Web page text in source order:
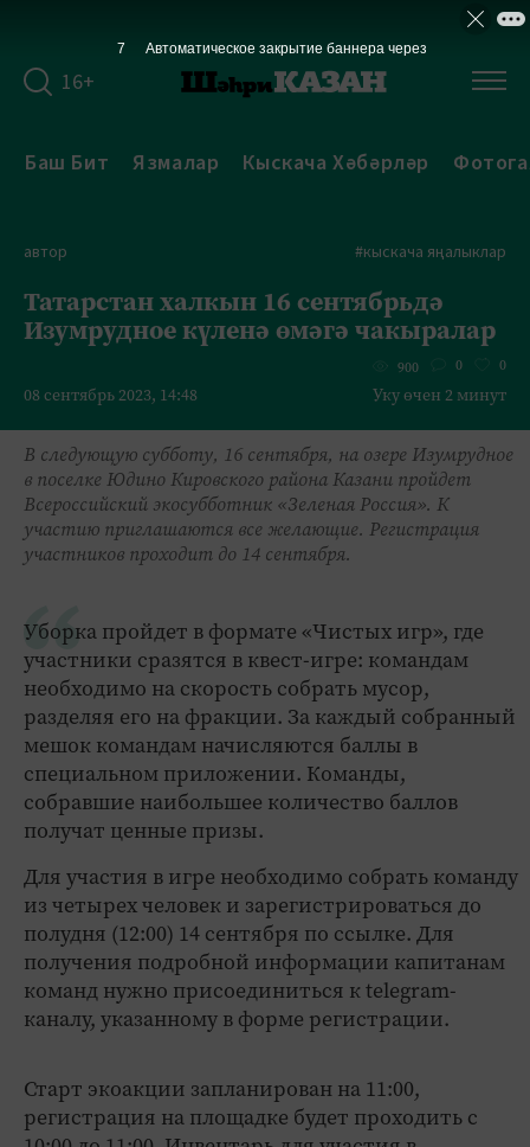
16+
Баш Бит Язмалар Кыскача Хәбәрләр
автор #кыскача яңалыклар
Татарстан халкын 16 сентябрьдә
Изумрудное күленә өмәгә чакыралар
08 сентябрь 2023, 14:48
900 0 0
Уку өчен 2 минут
В следующую субботу, 16 сентября, на озере Изумрудное
в поселке Юдино Кировского района Казани пройдет
Всероссийский экосубботник «Зеленая Россия». К
участию приглашаются все желающие. Регистрация
участников проходит до 14 сентября.
Уборка пройдет в формате «Чистых игр», где
участники сразятся в квест-игре: командам
необходимо на скорость собрать мусор,
разделяя его на фракции. За каждый собранный
мешок командам начисляются баллы в
специальном приложении. Команды,
собравшие наибольшее количество баллов
получат ценные призы.
Для участия в игре необходимо собрать команду
из четырех человек и зарегистрироваться до
полудня (12:00) 14 сентября по ссылке. Для
получения подробной информации капитанам
команд нужно присоединиться к telegram-
каналу, указанному в форме регистрации.
Старт экоакции запланирован на 11:00,
регистрация на площадке будет проходить с
7 Автоматическое закрытие баннера через